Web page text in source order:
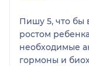
Пишу 5, что бы
ростом
необходимые
гормоны и